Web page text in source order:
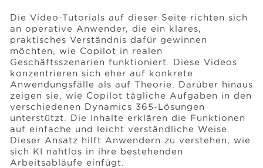
Die Video-Tutorials auf dieser Seite richten sich
an operative Anwender, die ein klares,
praktisches Verständnis dafür gewinnen
möchten, wie Copilot in realen
Geschäftsszenarien funktioniert. Diese Videos
konzentrieren sich eher auf konkrete
Anwendungsfälle als auf Theorie. Darüber hinaus
zeigen sie, wie Copilot tägliche Aufgaben in den
verschiedenen Dynamics 365-Lösungen
unterstützt. Die Inhalte erklären die Funktionen
auf einfache und leicht verständliche Weise.
Dieser Ansatz hilft Anwendern zu verstehen, wie
sich KI nahtlos in ihre bestehenden
Arbeitsabläufe einfügt.